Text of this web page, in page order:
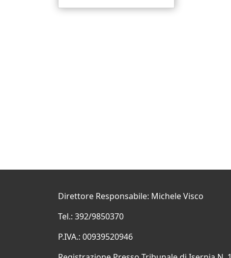
Direttore Responsabile: Michele Visco
Tel.: 392/9850370
P.IVA.: 00939520946